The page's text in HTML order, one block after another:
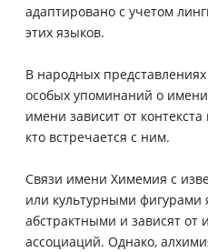
адаптировано с учетом
этих языков.
В народных
особых упоминаний о
имени зависит от
кто встречается с ним.
Связи имени Химемия с
или культурными фигурами
абстрактными и зависят от
ассоциаций. Однако,